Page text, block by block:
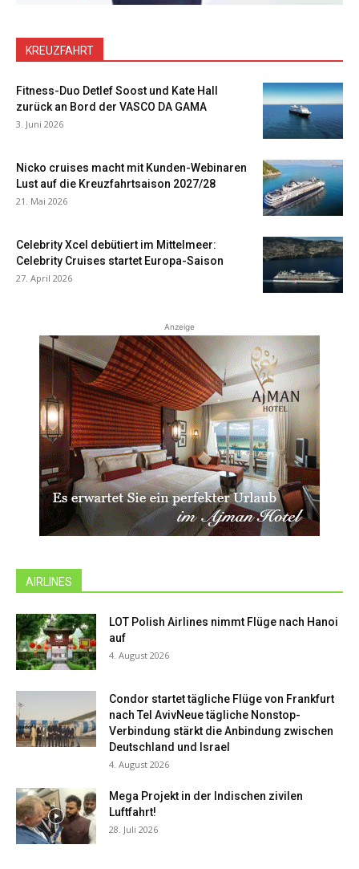
KREUZFAHRT
Fitness-Duo Detlef Soost und Kate Hall
zurück an Bord der VASCO DA GAMA
3. Juni 2026
Nicko cruises macht mit Kunden-Webinaren
Lust auf die Kreuzfahrtsaison 2027/28
21. Mai 2026
Celebrity Xcel debütiert im Mittelmeer:
Celebrity Cruises startet Europa-Saison
27. April 2026
Anzeige
AIRLINES
LOT Polish Airlines nimmt Flüge nach Hanoi
auf
4. August 2026
Condor startet tägliche Flüge von Frankfurt
nach Tel AvivNeue tägliche Nonstop-
Verbindung stärkt die Anbindung zwischen
Deutschland und Israel
4. August 2026
Mega Projekt in der Indischen zivilen
Luftfahrt!
28. Juli 2026